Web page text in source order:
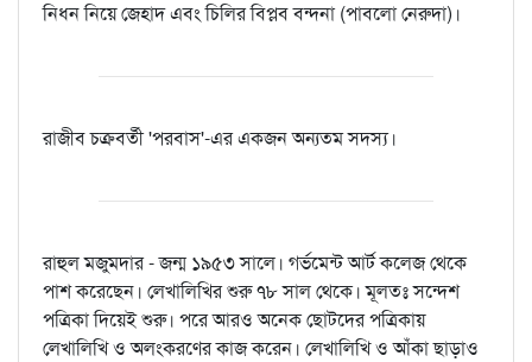
নিধন নিয়ে জেহাদ এবং চিলির বিপ্লব বন্দনা (পাবলো নেরুদা)।
রাজীব চক্রবর্তী 'পরবাস'-এর একজন অন্যতম সদস্য।
রাহুল মজুমদার - জন্ম ১৯৫৩ সালে। গর্ভমেন্ট আর্ট কলেজ থেকে
পাশ করেছেন। লেখালিখির শুরু ৭৮ সাল থেকে। মূলতঃ সন্দেশ
পত্রিকা দিয়েই শুরু। পরে আরও অনেক ছোটদের পত্রিকায়
লেখালিখি ও অলংকরণের কাজ করেন। লেখালিখি ও আঁকা ছাড়াও